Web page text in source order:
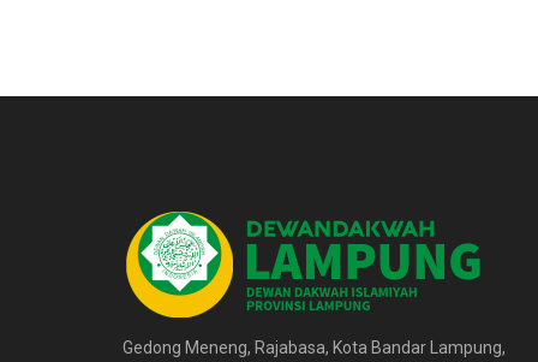
Gedong Meneng, Rajabasa, Kota Bandar Lampung,